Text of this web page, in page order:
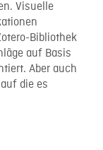
Visuelle
Bibliothek
auf Basis
Aber auch
die es